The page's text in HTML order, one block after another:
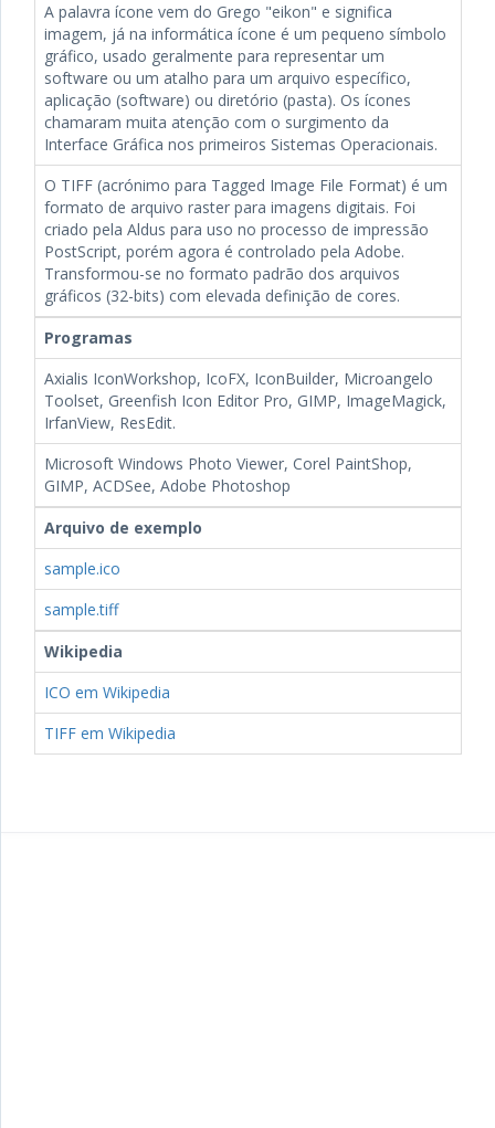
A palavra ícone vem do Grego "eikon" e significa
imagem, já na informática ícone é um pequeno símbolo
gráfico, usado geralmente para representar um
software ou um atalho para um arquivo específico,
aplicação (software) ou diretório (pasta). Os ícones
chamaram muita atenção com o surgimento da
Interface Gráfica nos primeiros Sistemas Operacionais.
O TIFF (acrónimo para Tagged Image File Format) é um
formato de arquivo raster para imagens digitais. Foi
criado pela Aldus para uso no processo de impressão
PostScript, porém agora é controlado pela Adobe.
Transformou-se no formato padrão dos arquivos
gráficos (32-bits) com elevada definição de cores.
Programas
Axialis IconWorkshop, IcoFX, IconBuilder, Microangelo
Toolset, Greenfish Icon Editor Pro, GIMP, ImageMagick,
IrfanView, ResEdit.
Microsoft Windows Photo Viewer, Corel PaintShop,
GIMP, ACDSee, Adobe Photoshop
Arquivo de exemplo
sample.ico
sample.tiff
Wikipedia
ICO em Wikipedia
TIFF em Wikipedia